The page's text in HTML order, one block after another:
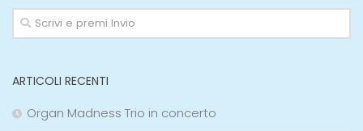
ARTICOLI RECENTI
Organ Madness Trio in concerto